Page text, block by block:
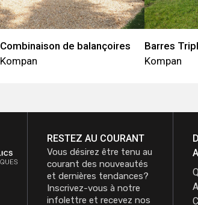
Combinaison de balançoires
Kompan
Barres
Kompan
RESTEZ AU COURANT
Vous désirez être tenu au
courant des nouveautés
et dernières tendances?
Inscrivez-vous à notre
infolettre et recevez nos